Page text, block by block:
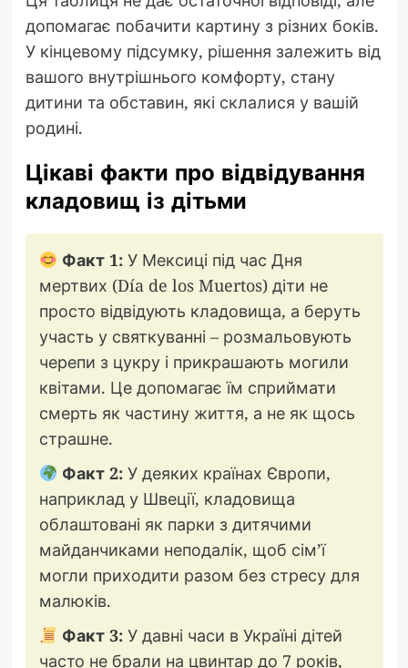
допомагає побачити картину з різних боків.
У кінцевому підсумку, рішення залежить від
вашого внутрішнього комфорту, стану
дитини та обставин, які склалися у вашій
родині.
Цікаві факти про відвідування
кладовищ із дітьми
Факт 1: У Мексиці під час Дня
мертвих (Día de los Muertos) діти не
просто відвідують кладовища, а беруть
участь у святкуванні – розмальовують
черепи з цукру і прикрашають могили
квітами. Це допомагає їм сприймати
смерть як частину життя, а не як щось
страшне.
Факт 2: У деяких країнах Європи,
наприклад у Швеції, кладовища
облаштовані як парки з дитячими
майданчиками неподалік, щоб сім’ї
могли приходити разом без стресу для
малюків.
Факт 3: У давні часи в Україні дітей
часто не брали на цвинтар до 7 років,